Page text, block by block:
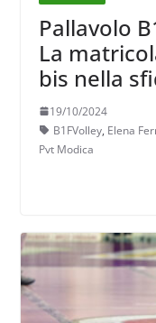
Pallavolo
La
bis nella
ICS Volley
19/10/2024
B1FVolley, Elena
Pvt Modica